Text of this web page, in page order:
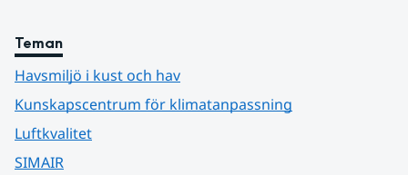
Teman
Havsmiljö i kust och hav
Kunskapscentrum för klimatanpassning
Luftkvalitet
SIMAIR